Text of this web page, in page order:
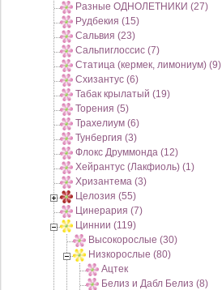
Разные ОДНОЛЕТНИКИ (27)
Рудбекия (15)
Сальвия (23)
Сальпиглоссис (7)
Статица (кермек, лимониум) (9)
Схизантус (6)
Табак крылатый (19)
Торения (5)
Трахелиум (6)
Тунбергия (3)
Флокс Друммонда (12)
Хейрантус (Лакфиоль) (1)
Хризантема (3)
Целозия (55)
Цинерария (7)
Циннии (119)
Высокорослые (30)
Низкорослые (80)
Ацтек
Белиз и Дабл Белиз (8)